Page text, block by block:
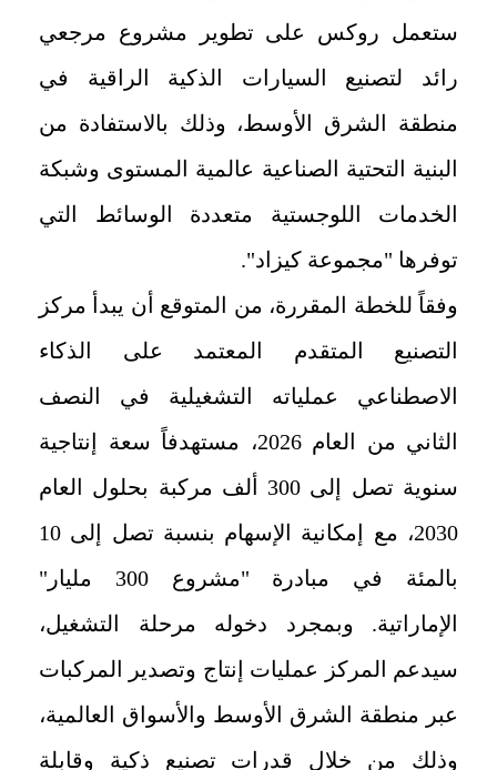
ستعمل روكس على تطوير مشروع مرجعي
رائد لتصنيع السيارات الذكية الراقية في
منطقة الشرق الأوسط، وذلك بالاستفادة من
البنية التحتية الصناعية عالمية المستوى وشبكة
الخدمات اللوجستية متعددة الوسائط التي
توفرها "مجموعة كيزاد".
وفقاً للخطة المقررة، من المتوقع أن يبدأ مركز
التصنيع المتقدم المعتمد على الذكاء
الاصطناعي عملياته التشغيلية في النصف
الثاني من العام 2026، مستهدفاً سعة إنتاجية
سنوية تصل إلى 300 ألف مركبة بحلول العام
2030، مع إمكانية الإسهام بنسبة تصل إلى 10
بالمئة في مبادرة "مشروع 300 مليار"
الإماراتية. وبمجرد دخوله مرحلة التشغيل،
سيدعم المركز عمليات إنتاج وتصدير المركبات
عبر منطقة الشرق الأوسط والأسواق العالمية،
وذلك من خلال قدرات تصنيع ذكية وقابلة